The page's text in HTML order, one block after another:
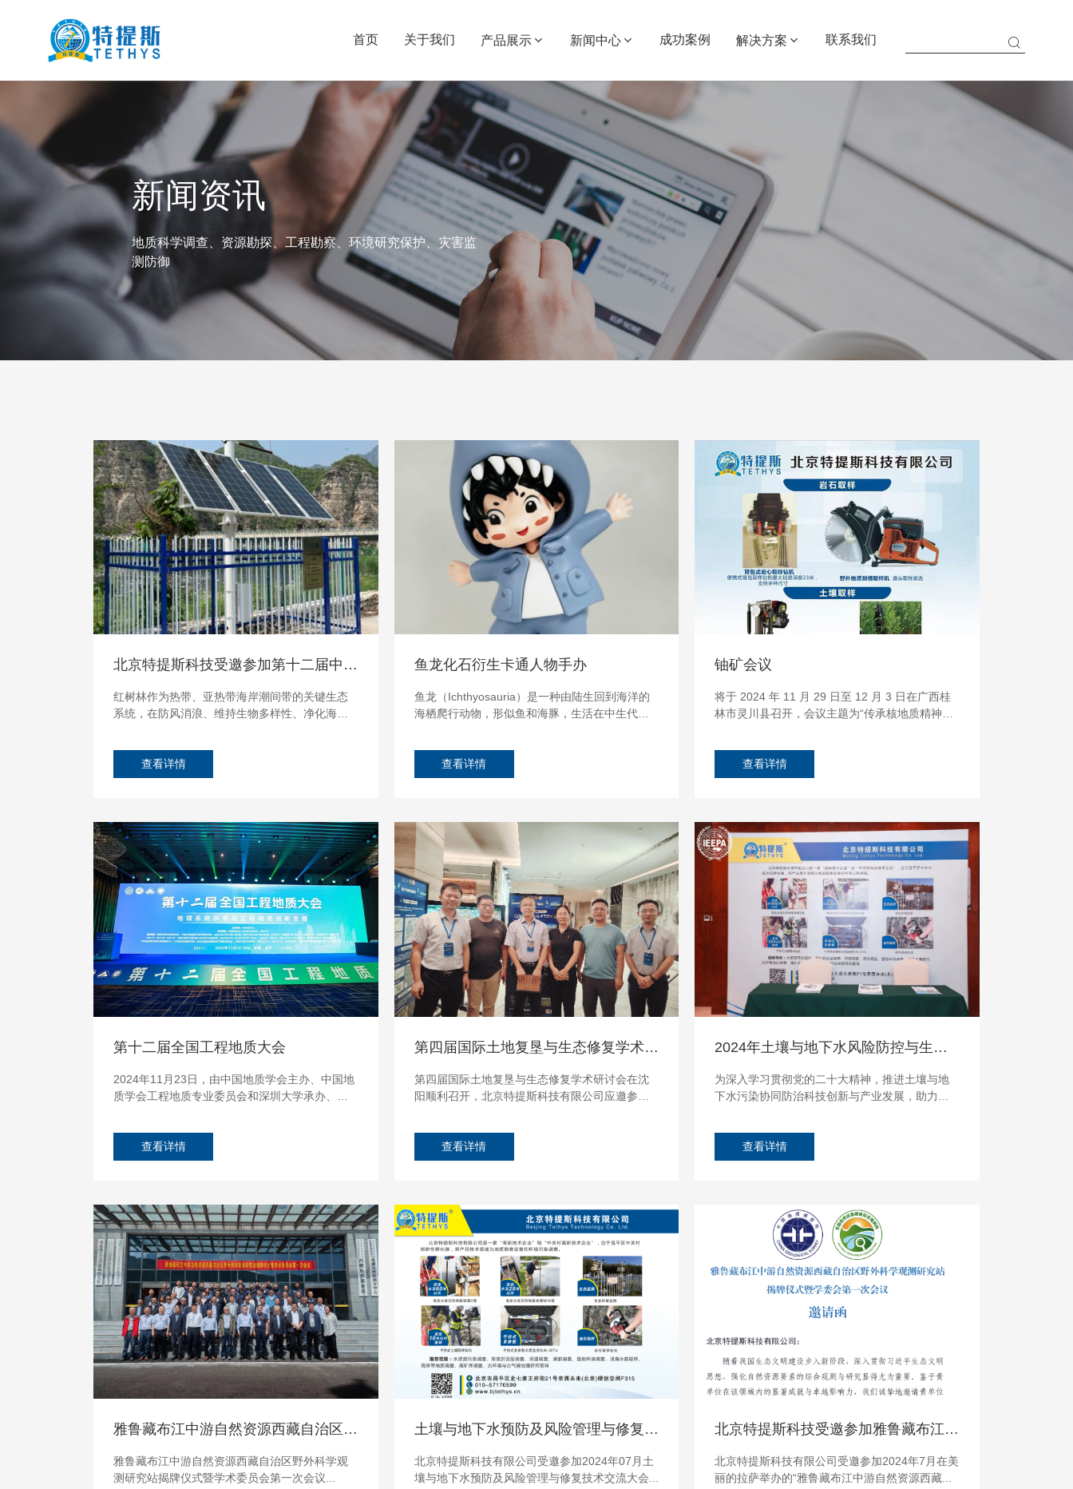
首页 关于我们 产品展示 新闻中心 成功案例 解决方案 联系我们
新闻资讯
地质科学调查、资源勘探、工程勘察、环境研究保护、灾害监
测防御
08 Dec
北京特提斯科技受邀参加第十二届中国红树林学术研讨会暨中国生态学学会红树林生态专业委员会 2025 年年会
红树林作为热带、亚热带海岸潮间带的关键生态
系统，在防风消浪、维持生物多样性、净化海
森林”、“海岸卫士”。...
查看详情
鱼龙化石衍生卡通人物手办
鱼龙（Ichthyosauria）是一种由陆生回到海洋的
海栖爬行动物，形似鱼和海豚，生活在中生代
统治陆地、翼龙主宰天空之时，称霸全球海洋的
动物就是鱼龙。我国古生物学家在西藏珠穆朗玛
峰海拔4800米的高山上发现的“西藏喜马拉雅鱼
查看详情
铀矿会议
将于 2024 年 11 月 29 日至 12 月 3 日在广西桂
林市灵川县召开，会议主题为“传承核地质精神，
查看详情
25Nov
第十二届全国工程地质大会
2024年11月23日，由中国地质学会主办、中国地
质学会工程地质专业委员会和深圳大学承办、国
查看详情
28Aug
第四届国际土地复垦与生态修复学术研讨会
第四届国际土地复垦与生态修复学术研讨会在沈
阳顺利召开，北京特提斯科技有限公司应邀参加
探、工程勘察、环境调查、生态环境监测、地质
灾害监测防御。...
查看详情
26Jul
2024年土壤与地下水风险防控与生态修复技术交流大会
为深入学习贯彻党的二十大精神，推进土壤与地
下水污染协同防治科技创新与产业发展，助力深
查看详情
26 Jul
雅鲁藏布江中游自然资源西藏自治区野外科学观测研究站揭牌仪式暨学术委员会第一次会议
雅鲁藏布江中游自然资源西藏自治区野外科学观
测研究站揭牌仪式暨学术委员会第一次会议...
土壤与地下水预防及风险管理与修复技术交流大会
北京特提斯科技有限公司受邀参加2024年07月土
壤与地下水预防及风险管理与修复技术交流大会...
03Jul
北京特提斯科技受邀参加雅鲁藏布江中游自然资源西藏自治区野外科学观测研究站的正式揭牌仪式暨学委会第一次会议
北京特提斯科技有限公司受邀参加2024年7月在美
丽的拉萨举办的“雅鲁藏布江中游自然资源西藏...